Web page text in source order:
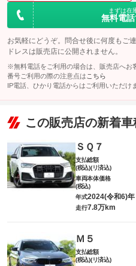
まずは在
無料電
お気軽にどうぞ。問合せ後に何度もご
ドレスは販売店に公開されません。
※無料電話をご利用の場合は、販売店へお
番号ご利用の際の注意点は こちら
IP電話、ひかり電話からはご利用いただけ
この販売店の新着車
ＳＱ７
支払総額
(税込)(リ済込)
車両本体価格
(税込)
年式2024(令和6)年
走行7.8万km
Ｍ５
支払総額
(税込)(リ済込)